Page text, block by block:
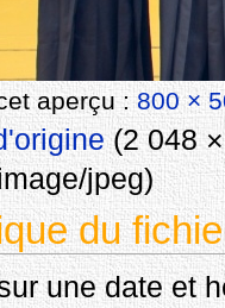
aperçu :800 ×
‎(2 048
jpeg)
du
une date et